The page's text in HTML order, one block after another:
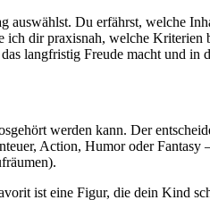
auswählst. Du erfährst, welche
ich dir praxisnah, welche Kriterien
langfristig Freude macht und in
werden kann. Der
Action, Humor oder Fantasy
ist eine Figur, die dein Kind